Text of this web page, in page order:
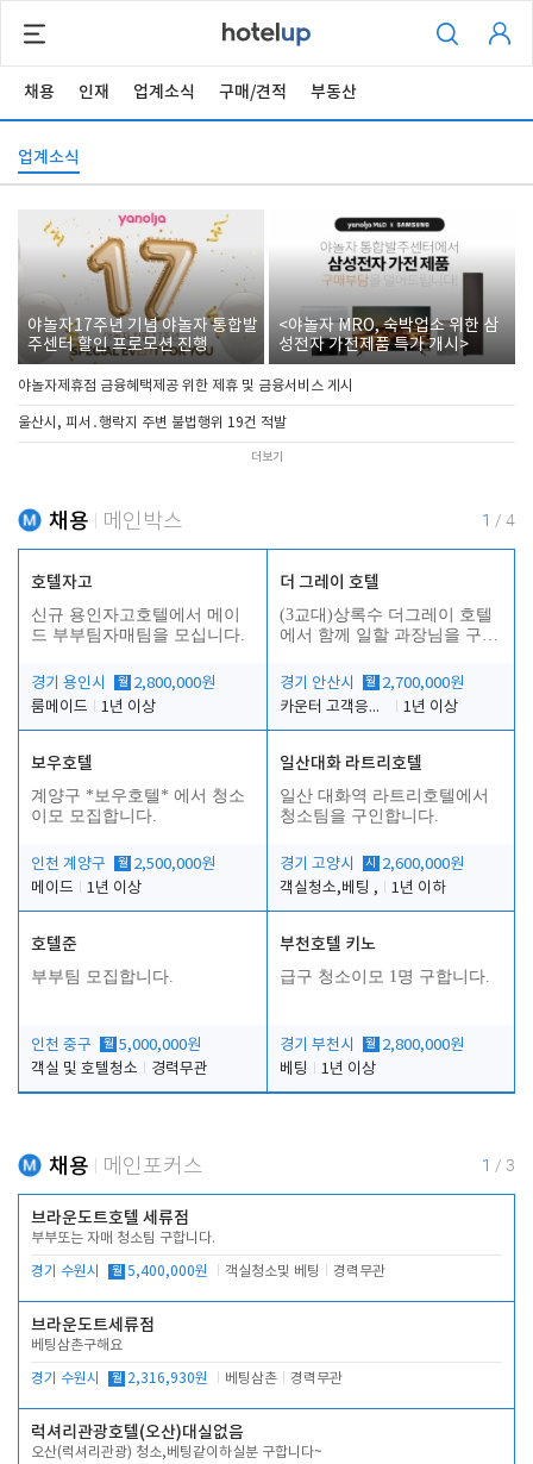
채용 인재 업계소식 구매/견적 부동산
업계소식
야놀자17주년 기념 야놀자 통합발
주센터 할인 프로모션 진행
<야놀자 MRO, 숙박업소 위한 삼
성전자 가전제품 특가 개시>
야놀자제휴점 금융혜택제공 위한 제휴 및 금융서비스 게시
울산시, 피서․행락지 주변 불법행위 19건 적발
더보기
채용 메인박스 1 / 4
호텔자고
신규 용인자고호텔에서 메이
드 부부팀자매팀을 모십니다.
경기 용인시 월 2,800,000원
룸메이드
1년 이상
더 그레이 호텔
(3교대)상록수 더그레이 호텔
에서 함께 일할 과장님을 구합
경기 안산시
월 2,700,000원
카운터 고객응대 및 야간더블청소
1년 이상
보우호텔
계양구 *보우호텔* 에서 청소
이모 모집합니다.
인천 계양구 월 2,500,000원
메이드
1년 이상
일산대화 라트리호텔
일산 대화역 라트리호텔에서
청소팀을 구인합니다.
경기 고양시 시
2,600,000원
객실청소,베팅 ,
1년 이하
호텔준
부부팀 모집합니다.
인천 중구 월 5,000,000원
객실 및 호텔청소
경력무관
부천호텔 키노
급구 청소이모 1명 구합니다.
경기 부천시 월 2,800,000원
베팅
1년 이상
채용 메인포커스 1 / 3
브라운도트호텔 세류점
부부또는 자매 청소팀 구합니다.
경기 수원시 월 5,400,000원 객실청소및 베팅 경력무관
브라운도트세류점
베팅삼촌구해요
경기 수원시 월 2,316,930원 베팅삼촌 경력무관
럭셔리관광호텔(오산)대실없음
오산(럭셔리관광) 청소,베팅같이하실분 구합니다~